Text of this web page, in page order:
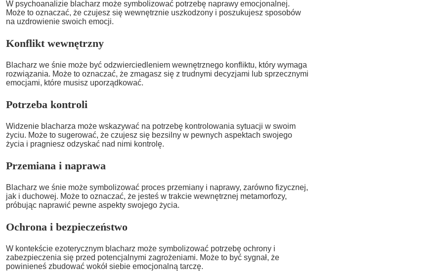
W psychoanalizie blacharz może symbolizować potrzebę naprawy emocjonalnej.
Może to oznaczać, że czujesz się wewnętrznie uszkodzony i poszukujesz sposobów
na uzdrowienie swoich emocji.
Konflikt wewnętrzny
Blacharz we śnie może być odzwierciedleniem wewnętrznego konfliktu, który wymaga
rozwiązania. Może to oznaczać, że zmagasz się z trudnymi decyzjami lub sprzecznymi
emocjami, które musisz uporządkować.
Potrzeba kontroli
Widzenie blacharza może wskazywać na potrzebę kontrolowania sytuacji w swoim
życiu. Może to sugerować, że czujesz się bezsilny w pewnych aspektach swojego
życia i pragniesz odzyskać nad nimi kontrolę.
Przemiana i naprawa
Blacharz we śnie może symbolizować proces przemiany i naprawy, zarówno fizycznej,
jak i duchowej. Może to oznaczać, że jesteś w trakcie wewnętrznej metamorfozy,
próbując naprawić pewne aspekty swojego życia.
Ochrona i bezpieczeństwo
W kontekście ezoterycznym blacharz może symbolizować potrzebę ochrony i
zabezpieczenia się przed potencjalnymi zagrożeniami. Może to być sygnał, że
powinieneś zbudować wokół siebie emocjonalną tarczę.